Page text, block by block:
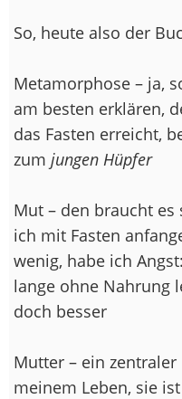
So, heute also der
Metamorphose – ja,
am besten erklären,
das Fasten erreicht,
zum jungen Hüpfer
Mut – den braucht
ich mit Fasten
wenig, habe ich
lange ohne Nahrung
doch besser
Mutter – ein
meinem Leben, sie